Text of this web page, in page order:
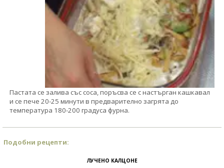
Пастата се залива със соса, поръсва се с настърган кашкавал
и се пече 20-25 минути в предварително загрята до
температура 180-200 градуса фурна.
Подобни рецепти:
ЛУЧЕНО КАЛЦОНЕ